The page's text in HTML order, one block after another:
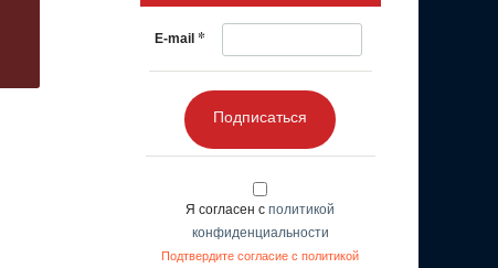
E-mail *
Подписаться
Я согласен с политикой
конфиденциальности
Подтвердите согласие с политикой